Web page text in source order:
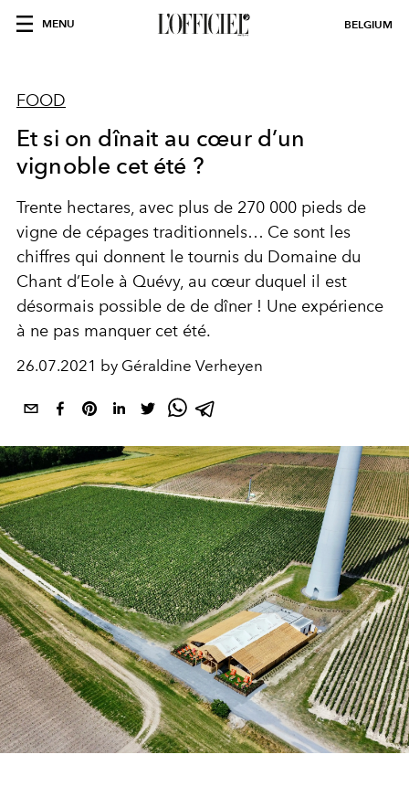
MENU BELGIUM
FOOD
Et si on dînait au cœur d’un
vignoble cet été ?
Trente hectares, avec plus de 270 000 pieds de
vigne de cépages traditionnels… Ce sont les
chiffres qui donnent le tournis du Domaine du
Chant d’Eole à Quévy, au cœur duquel il est
désormais possible de de dîner ! Une expérience
à ne pas manquer cet été.
26.07.2021 by Géraldine Verheyen